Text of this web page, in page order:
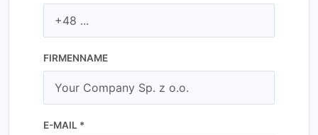
FIRMENNAME
E-MAIL *